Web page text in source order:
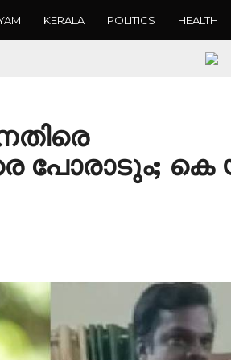
KERALA POLITICS HEALTH
പോരാടും;